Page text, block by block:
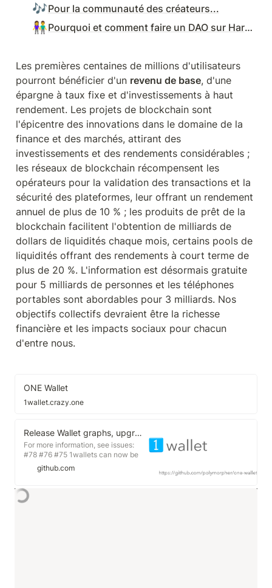
🎶Pour la communauté des créateurs...
👫 Pourquoi et comment faire un DAO sur Harmony ?
Les premières centaines de millions d'utilisateurs
pourront bénéficier d'un revenu de base, d'une
épargne à taux fixe et d'investissements à haut
rendement. Les projets de blockchain sont
l'épicentre des innovations dans le domaine de la
finance et des marchés, attirant des
investissements et des rendements considérables ;
les réseaux de blockchain récompensent les
opérateurs pour la validation des transactions et la
sécurité des plateformes, leur offrant un rendement
annuel de plus de 10 % ; les produits de prêt de la
blockchain facilitent l'obtention de milliards de
dollars de liquidités chaque mois, certains pools de
liquidités offrant des rendements à court terme de
plus de 20 %. L'information est désormais gratuite
pour 5 milliards de personnes et les téléphones
portables sont abordables pour 3 milliards. Nos
objectifs collectifs devraient être la richesse
financière et les impacts sociaux pour chacun
d'entre nous.
ONE Wallet
1wallet.crazy.one
Release Wallet graphs, upgradable wallet, domain names, address book, and other improvements · polymorpher/one-wallet
For more information, see issues:
#78 #76 #75 1wallets can now be
back linked and forward linked,
forming a graph. A 1wallet will
linked address. A 1wallet can
control and issue command to any
github.com